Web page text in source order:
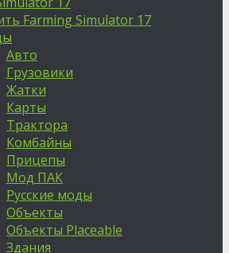
Farming Simulator 17
Авто
Грузовики
Жатки
Карты
Трактора
Комбайны
Прицепы
Мод ПАК
Русские моды
Объекты
Объекты Placeable
Здания